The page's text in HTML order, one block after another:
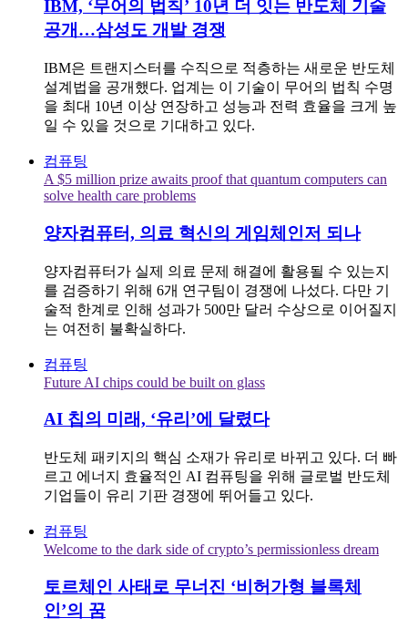
IBM, ‘무어의 법칙’ 10년 더 잇는 반도체 기술
공개…삼성도 개발 경쟁
IBM은 트랜지스터를 수직으로 적층하는 새로운 반도체
설계법을 공개했다. 업계는 이 기술이 무어의 법칙 수명
을 최대 10년 이상 연장하고 성능과 전력 효율을 크게 높
일 수 있을 것으로 기대하고 있다.
컴퓨팅
A $5 million prize awaits proof that quantum computers can
solve health care problems
양자컴퓨터, 의료 혁신의 게임체인저 되나
양자컴퓨터가 실제 의료 문제 해결에 활용될 수 있는지
를 검증하기 위해 6개 연구팀이 경쟁에 나섰다. 다만 기
술적 한계로 인해 성과가 500만 달러 수상으로 이어질지
는 여전히 불확실하다.
컴퓨팅
Future AI chips could be built on glass
AI 칩의 미래, ‘유리’에 달렸다
반도체 패키지의 핵심 소재가 유리로 바뀌고 있다. 더 빠
르고 에너지 효율적인 AI 컴퓨팅을 위해 글로벌 반도체
기업들이 유리 기판 경쟁에 뛰어들고 있다.
컴퓨팅
Welcome to the dark side of crypto’s permissionless dream
토르체인 사태로 무너진 ‘비허가형 블록체
인’의 꿈